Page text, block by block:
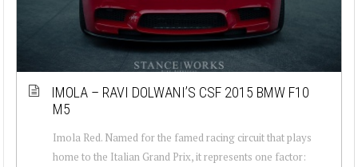
IMOLA – RAVI DOLWANI’S CSF 2015 BMW F10
M5
Imola Red. Named for the famed racing circuit that plays
home to the Italian Grand Prix, it represents one factor: